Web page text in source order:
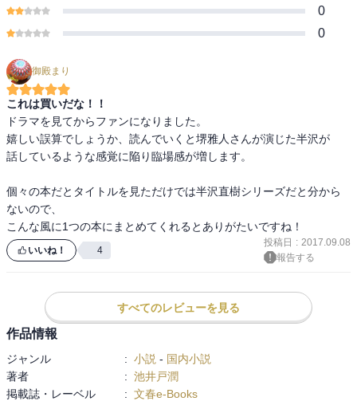
銀行が卑劣な手段で横取り。社内での立場を失った半沢は、バブル
世代に反発する若い部下・森山とともに「倍返し」を狙う。一発逆
「銀翼のイカロス」
出向先から銀行に復帰した半沢は、破綻寸前の巨大航空会社を担当
することに。ところが政府主導の再建機関がつきつけてきたのは、
何と500億円もの借金の棒引き!? とても飲めない無茶な話だが、な
ぜか銀行上層部も敵に回る。銀行内部の大きな闇に直面した半沢の
＊「ロスジェネの逆襲」「銀翼のイカロス」は、文春文庫を底本に
しています
＊文春文庫に掲載されている解説は、この電子版合本には収録され
ていません
0
0
御殿まり
これは買いだな！！
ドラマを見てからファンになりました。
嬉しい誤算でしょうか、読んでいくと堺雅人さんが演じた半沢が
話しているような感覚に陥り臨場感が増します。
個々の本だとタイトルを見ただけでは半沢直樹シリーズだと分から
ないので、
こんな風に1つの本にまとめてくれるとありがたいですね！
いいね！ 4
投稿日 : 2017.09.08
報告する
すべてのレビューを見る
作品情報
ジャンル : 小説 - 国内小説
著者
: 池井戸潤
掲載誌・レーベル
: 文春e-Books